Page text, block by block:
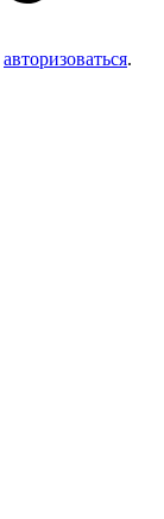
авторизоваться.